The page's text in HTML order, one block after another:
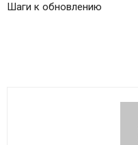
Шаги к обновлению